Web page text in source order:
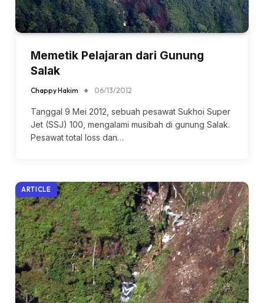
Memetik Pelajaran dari Gunung
Salak
Chappy Hakim 06/13/2012
Tanggal 9 Mei 2012, sebuah pesawat Sukhoi Super
Jet (SSJ) 100, mengalami musibah di gunung Salak.
Pesawat total loss dan…
ARTICLE